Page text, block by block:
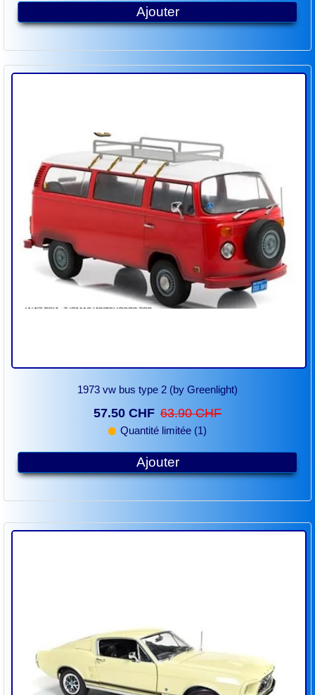
Ajouter
1973 vw bus type 2 (by Greenlight)
57.50 CHF 63.90 CHF
Quantité limitée (1)
Ajouter